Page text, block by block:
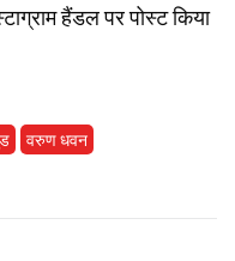
हैंडल पर पोस्ट किया
वरुण धवन